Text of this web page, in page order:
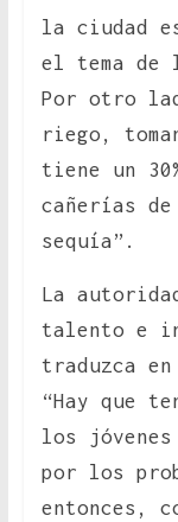
la ciudad
el tema de
Por otro
riego,
tiene un
cañerías
sequía”.
La
talento e
traduzca
“Hay que
los
por los
entonces,